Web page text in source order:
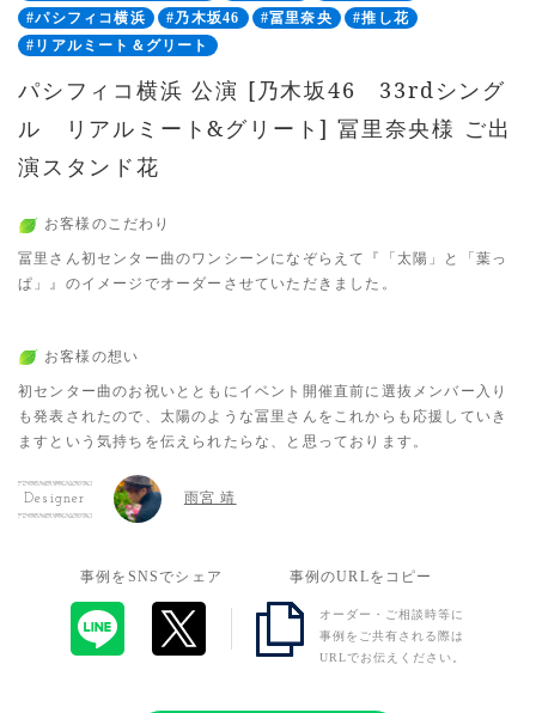
#パシフィコ横浜
#乃木坂46 #冨里奈央
#推し花
#リアルミート＆グリート
パシフィコ横浜 公演 [乃木坂46 33rdシング
ル リアルミート&グリート] 冨里奈央様 ご出
演スタンド花
お客様のこだわり
冨里さん初センター曲のワンシーンになぞらえて『「太陽」と「葉っ
ぱ」』のイメージでオーダーさせていただきました。
お客様の想い
初センター曲のお祝いとともにイベント開催直前に選抜メンバー入り
も発表されたので、太陽のような冨里さんをこれからも応援していき
ますという気持ちを伝えられたらな、と思っております。
Designer 雨宮 靖
事例をSNSでシェア 事例のURLをコピー
オーダー・ご相談時等に
事例をご共有される際は
URLでお伝えください。